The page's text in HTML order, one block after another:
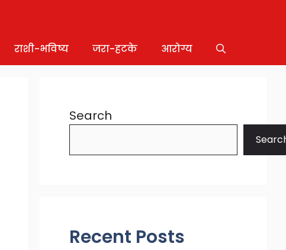
राशी-भविष्य जरा-हटके आरोग्य
Search
Recent Posts